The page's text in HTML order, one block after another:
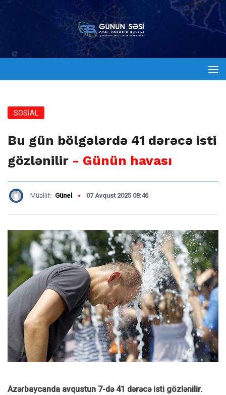
SOSİAL
Bu gün bölgələrdə 41 dərəcə isti
gözlənilir - Günün havası
Müəllif: Günel 07 Avqust 2025 08:46
Azərbaycanda avqustun 7-də 41 dərəcə isti gözlənilir.